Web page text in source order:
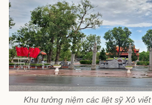
Khu tưởng niệm các liệt sỹ Xô